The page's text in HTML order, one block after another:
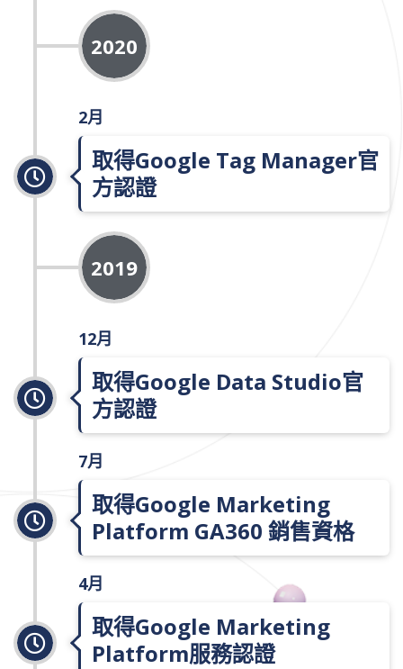
2020
2月
取得Google Tag Manager官
方認證
2019
12月
取得Google Data Studio官
方認證
7月
取得Google Marketing
Platform GA360 銷售資格
4月
取得Google Marketing
Platform服務認證